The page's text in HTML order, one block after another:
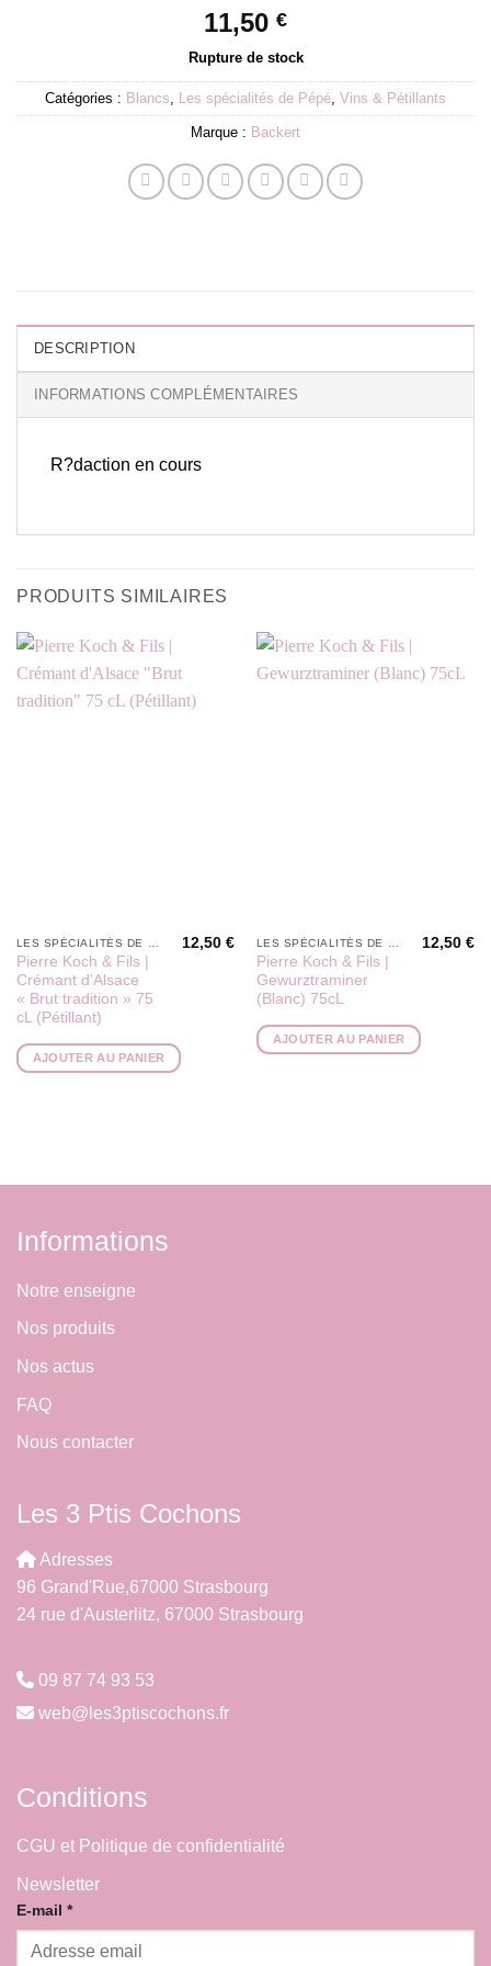
11,50 €
Rupture de stock
Catégories : Blancs, Les spécialités de Pépé, Vins & Pétillants
Marque : Backert
DESCRIPTION
INFORMATIONS COMPLÉMENTAIRES
R?daction en cours
PRODUITS SIMILAIRES
Pierre Koch & Fils |
Crémant d’Alsace
« Brut tradition » 75
cL (Pétillant)
12,50€
AJOUTER AU PANIER
Pierre Koch & Fils |
Gewurztraminer
(Blanc) 75cL
12,50€
AJOUTER AU PANIER
Informations
Notre enseigne
Nos produits
Nos actus
FAQ
Nous contacter
Les 3 Ptis Cochons
Adresses
96 Grand'Rue,67000 Strasbourg
24 rue d'Austerlitz, 67000 Strasbourg
09 87 74 93 53
web@les3ptiscochons.fr
Conditions
CGU et Politique de confidentialité
Newsletter
E-
mail
E-mail *